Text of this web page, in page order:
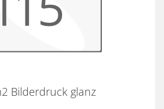
Bilderdruck glanz